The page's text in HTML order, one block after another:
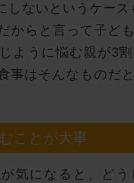
しないというケー
からと言って子ど
ように悩む親が3
事はそんなものだ
ことが大事
気になると、ど